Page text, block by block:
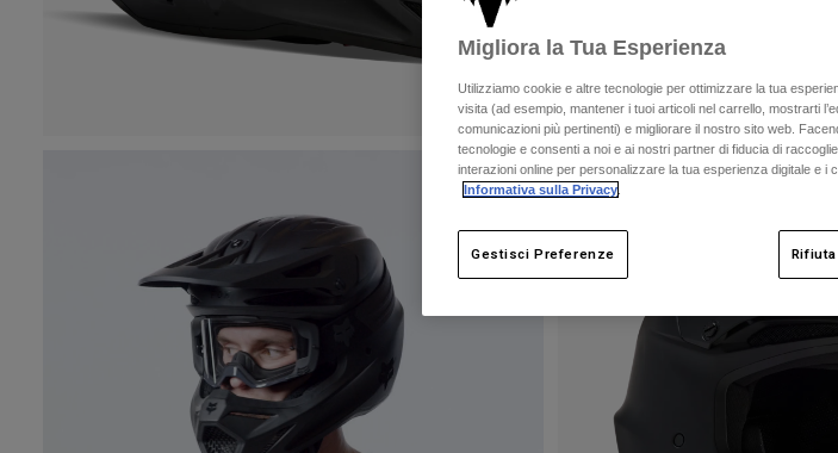
Migliora la Tua Esperienza
Utilizziamo cookie e altre tecnologie per ottimizzare la tua
visita (ad esempio, mantener i tuoi articoli nel carrello, mostrarti
comunicazioni più pertinenti) e migliorare il nostro sito web.
tecnologie e consenti a noi e ai nostri partner di fiducia di
interazioni online per personalizzare la tua esperienza digitale e i
Informativa sulla Privacy.
Gestisci Preferenze